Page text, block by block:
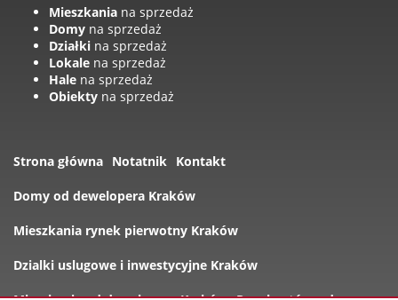
Mieszkania na sprzedaż
Domy na sprzedaż
Działki na sprzedaż
Lokale na sprzedaż
Hale na sprzedaż
Obiekty na sprzedaż
Strona główna Notatnik Kontakt
Domy od dewelopera Kraków
Mieszkania rynek pierwotny Kraków
Dzialki uslugowe i inwestycyjne Kraków